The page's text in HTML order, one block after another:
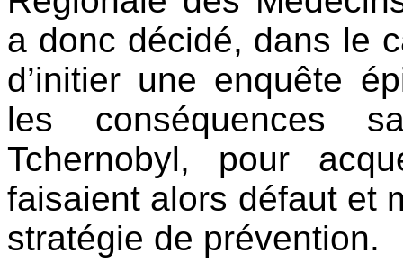
a donc décidé, dans le
d’initier une enquête
les conséquences
Tchernobyl, pour
faisaient alors défaut et
stratégie de prévention.